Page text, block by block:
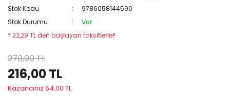
Stok Kodu
9786058144590
Stok Durumu
Var
* 22,29 TL den başlayan taksitlerle!!
270,00 TL
216,00 TL
Kazancınız 54.00 TL